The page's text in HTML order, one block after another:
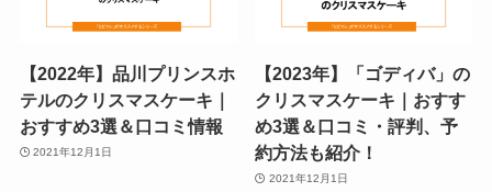
【2022年】品川プリンスホ
テルのクリスマスケーキ｜
おすすめ3選＆口コミ情報
2021年12月1日
【2023年】「ゴディバ」の
クリスマスケーキ｜おすす
め3選＆口コミ・評判、予
約方法も紹介！
2021年12月1日